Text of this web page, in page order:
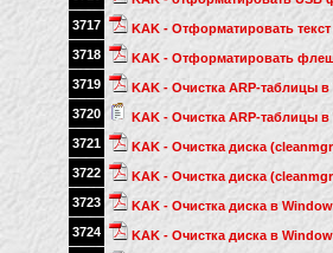
3717
KAK - Отформатировать
3718
KAK - Отформатировать
3719
KAK - Очистка ARP-таблицы
3720
KAK - Очистка ARP-таблицы
3721
KAK - Очистка диска
3722
KAK - Очистка диска
3723
KAK - Очистка диска в
3724
KAK - Очистка диска в